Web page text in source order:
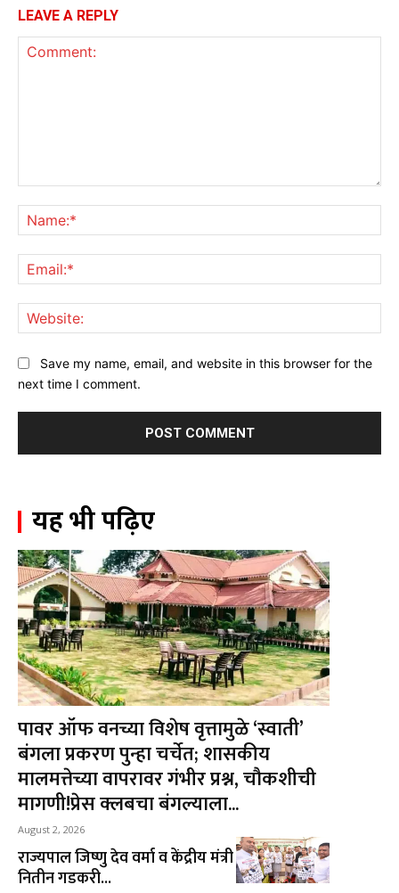
LEAVE A REPLY
Save my name, email, and website in this browser for the
next time I comment.
यह भी पढ़िए
पावर ऑफ वनच्या विशेष वृत्तामुळे ‘स्वाती’
बंगला प्रकरण पुन्हा चर्चेत; शासकीय
मालमत्तेच्या वापरावर गंभीर प्रश्न, चौकशीची
मागणी!प्रेस क्लबचा बंगल्याला...
August 2, 2026
राज्यपाल जिष्णु देव वर्मा व केंद्रीय मंत्री
नितीन गडकरी...